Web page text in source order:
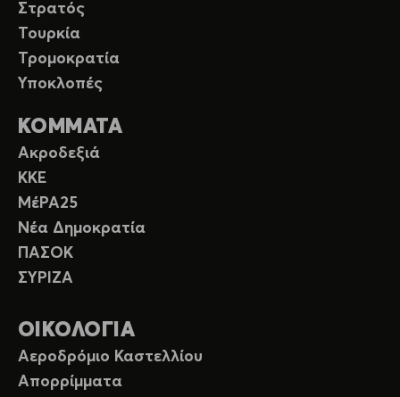
Στρατός
Τουρκία
Τρομοκρατία
Υποκλοπές
ΚΟΜΜΑΤΑ
Ακροδεξιά
ΚΚΕ
ΜέΡΑ25
Νέα Δημοκρατία
ΠΑΣΟΚ
ΣΥΡΙΖΑ
ΟΙΚΟΛΟΓΙΑ
Αεροδρόμιο Καστελλίου
Απορρίμματα